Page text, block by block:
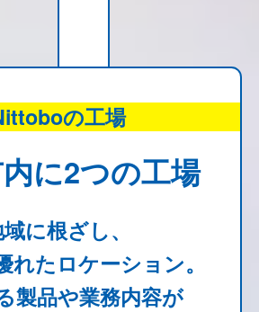
の工場
に2つの工場
に根ざし、
れたロケーション。
製品や業務内容が